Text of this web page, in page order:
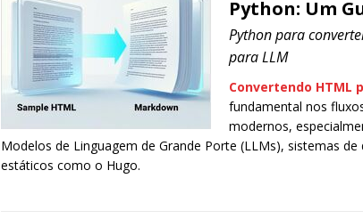
Python: Um
Python para
para LLM
Convertendo HTML
fundamental nos
modernos,
Modelos de Linguagem de Grande Porte (LLMs), sistemas
estáticos como o Hugo.